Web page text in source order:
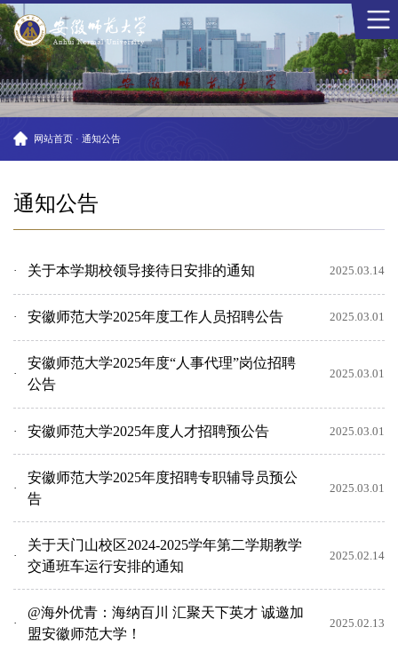
网站首页 · 通知公告
通知公告
关于本学期校领导接待日安排的通知 2025.03.14
安徽师范大学2025年度工作人员招聘公告 2025.03.01
安徽师范大学2025年度“人事代理”岗位招聘
公告
2025.03.01
安徽师范大学2025年度人才招聘预公告 2025.03.01
安徽师范大学2025年度招聘专职辅导员预公
告
2025.03.01
关于天门山校区2024-2025学年第二学期教学
交通班车运行安排的通知
2025.02.14
@海外优青：海纳百川 汇聚天下英才 诚邀加
盟安徽师范大学！
2025.02.13